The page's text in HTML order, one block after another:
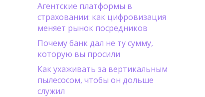
Агентские платформы в
страховании: как цифровизация
меняет рынок посредников
Почему банк дал не ту сумму,
которую вы просили
Как ухаживать за вертикальным
пылесосом, чтобы он дольше
служил